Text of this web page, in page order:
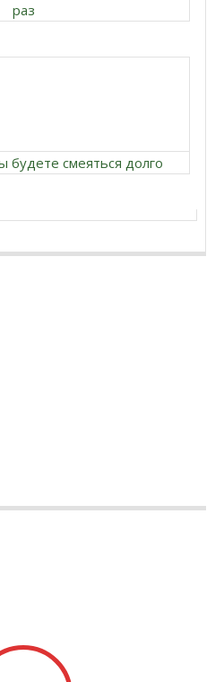
раз
будете смеяться долго